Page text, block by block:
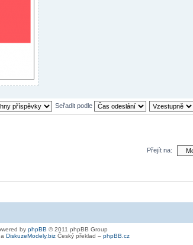
Seřadit podle
Přejít na:
by phpBB © 2011 phpBB Group
DiskuzeModely.bizČeský překlad – phpBB.cz